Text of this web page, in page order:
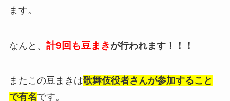
ます。
なんと、 計9回も豆まき が行われます！！！
またこの豆まきは歌舞伎役者さんが参加すること
で有名です。